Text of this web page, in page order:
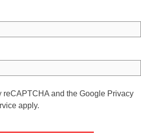
reCAPTCHA and the Google Privacy
apply.